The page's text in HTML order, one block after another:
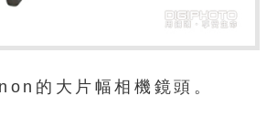
的大片幅相機鏡頭。